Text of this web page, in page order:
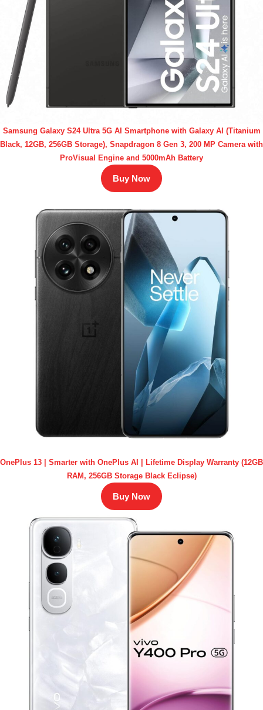
Samsung Galaxy S24 Ultra 5G AI Smartphone with Galaxy AI (Titanium
Black, 12GB, 256GB Storage), Snapdragon 8 Gen 3, 200 MP Camera with
ProVisual Engine and 5000mAh Battery
Buy Now
OnePlus 13 | Smarter with OnePlus AI | Lifetime Display Warranty (12GB
RAM, 256GB Storage Black Eclipse)
Buy Now